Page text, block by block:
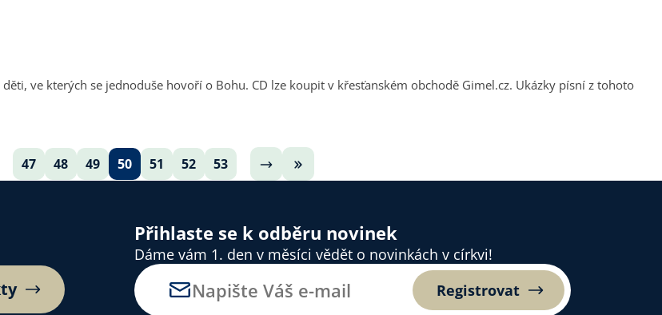
ve kterých se jednoduše hovoří o Bohu. CD lze koupit v křesťanském obchodě Gimel.cz. Ukázky písní z tohoto
47 48 49 50 51 52 53
Přihlaste se k odběru novinek
Dáme vám 1. den v měsíci vědět o novinkách v církvi!
Registrovat